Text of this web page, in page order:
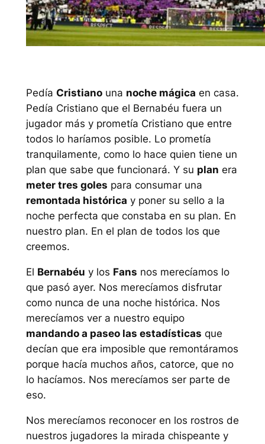
Pedía Cristianouna noche mágica en casa.
Pedía Cristiano que el Bernabéu fuera un
jugador más y prometía Cristiano que entre
todos lo haríamos posible. Lo prometía
tranquilamente, como lo hace quien tiene un
plan que sabe que funcionará. Y su plan era
meter tres goles para consumar una
remontada histórica y poner su sello a la
noche perfecta que constaba en su plan. En
nuestro plan. En el plan de todos los que
creemos.
El Bernabéu y los Fans nos merecíamos lo
que pasó ayer. Nos merecíamos disfrutar
como nunca de una noche histórica. Nos
merecíamos ver a nuestro equipo
mandando a paseo las estadísticas que
decían que era imposible que remontáramos
porque hacía muchos años, catorce, que no
lo hacíamos. Nos merecíamos ser parte de
eso.
Nos merecíamos reconocer en los rostros de
nuestros jugadores la mirada chispeante y